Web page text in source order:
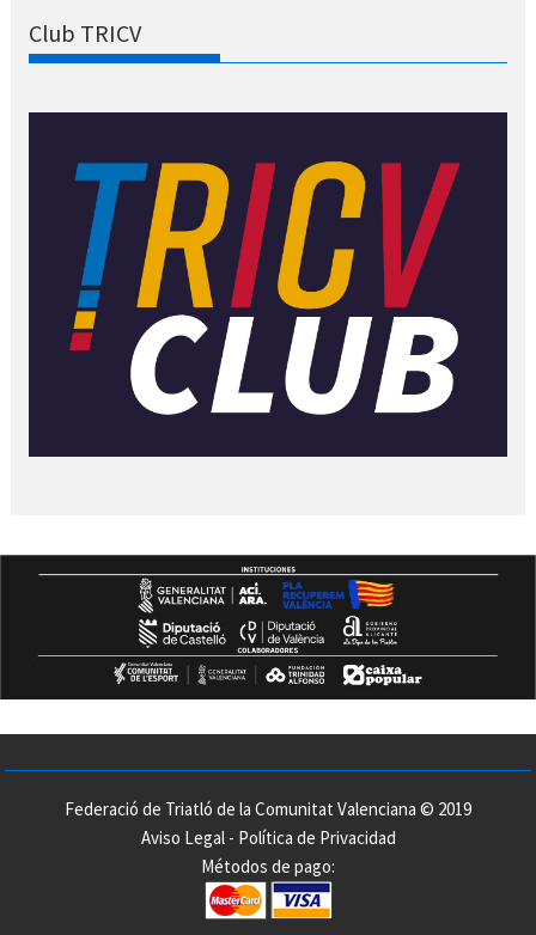
Club TRICV
Federació de Triatló de la Comunitat Valenciana © 2019
Aviso Legal- Política de Privacidad
Métodos de pago: